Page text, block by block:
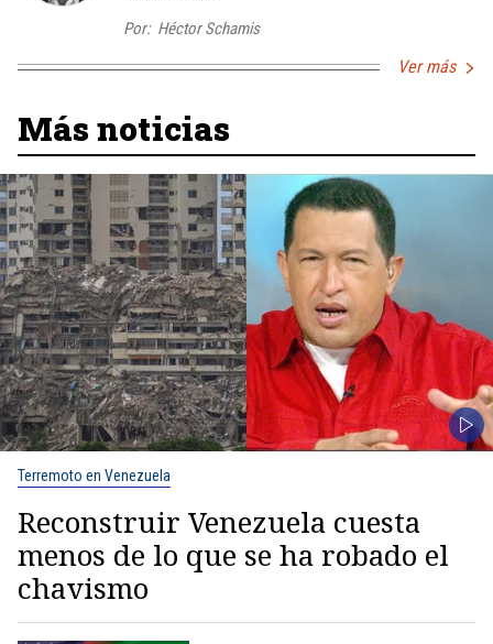
Por: Héctor Schamis
Ver más
Más noticias
Terremoto en Venezuela
Reconstruir Venezuela cuesta
menos de lo que se ha robado el
chavismo